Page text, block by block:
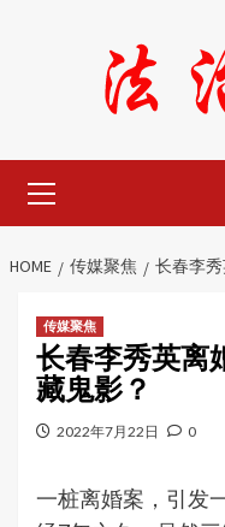
Menu
HOME 传媒聚焦 长春李
传媒聚焦
长春李秀英离
藏鬼影？
2022年7月22日 0
一桩离婚案，引发